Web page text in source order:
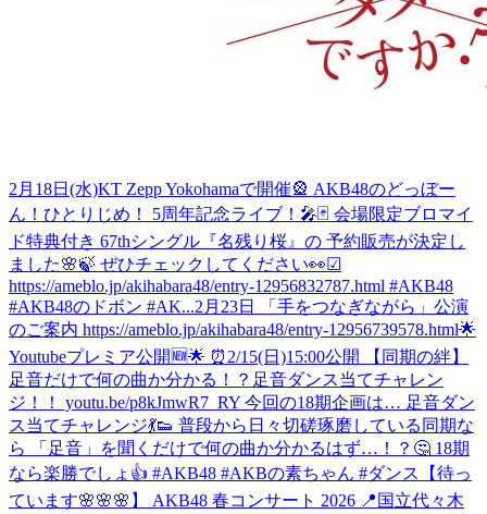
2月18日(水)KT Zepp Yokohamaで開催🎡 AKB48のどっぼー
ん！ひとりじめ！ 5周年記念ライブ！🎤🃏 会場限定ブロマイ
ド特典付き 67thシングル『名残り桜』の 予約販売が決定し
ました🌸🍃 ぜひチェックしてください👀☑︎
https://ameblo.jp/akihabara48/entry-12956832787.html #AKB48
#AKB48のドボン #AK...2月23日 「手をつなぎながら」公演
のご案内 https://ameblo.jp/akihabara48/entry-12956739578.html🌟
Youtubeプレミア公開🆕🌟 ⏰2/15(日)15:00公開 【同期の絆】
足音だけで何の曲か分かる！？足音ダンス当てチャレン
ジ！！ youtu.be/p8kJmwR7_RY 今回の18期企画は… 足音ダン
ス当てチャレンジ💃👟 普段から日々切磋琢磨している同期な
ら 「足音」を聞くだけで何の曲か分かるはず…！？🤔 18期
なら楽勝でしょ👍 #AKB48 #AKBの素ちゃん #ダンス
【待っ
ています🌸🌸🌸】 AKB48 春コンサート 2026 📍国立代々木